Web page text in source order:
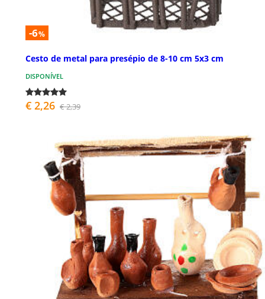
-6%
Cesto de metal para presépio de 8-10 cm 5x3 cm
DISPONÍVEL
€ 2,26 € 2,39